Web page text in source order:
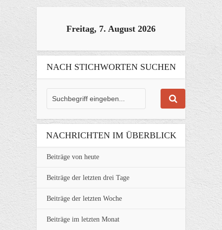
Freitag, 7. August 2026
NACH STICHWORTEN SUCHEN
NACHRICHTEN IM ÜBERBLICK
Beiträge von heute
Beiträge der letzten drei Tage
Beiträge der letzten Woche
Beiträge im letzten Monat